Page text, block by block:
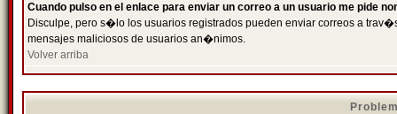
Cuando pulso en el enlace para enviar un correo a un usuario me pide
Disculpe, pero s�lo los usuarios registrados pueden enviar correos a
mensajes maliciosos de usuarios an�nimos.
Volver arriba